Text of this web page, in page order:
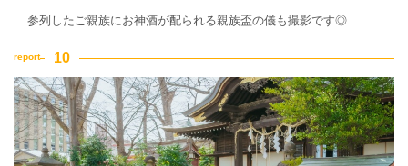
参列したご親族にお神酒が配られる親族盃の儀も撮影です◎